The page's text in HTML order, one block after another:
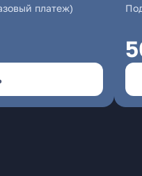
платеж)